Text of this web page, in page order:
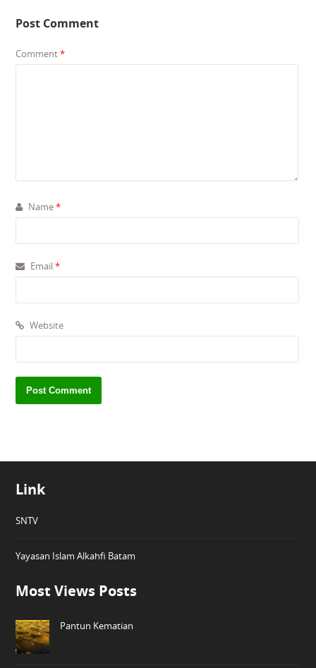
Post Comment
Comment*
Name*
Email*
Website
Link
SNTV
Yayasan Islam Alkahfi Batam
Most Views Posts
Pantun Kematian